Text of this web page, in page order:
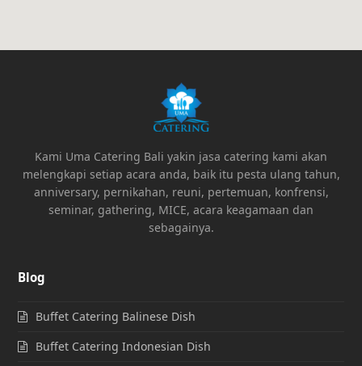
Kami Uma Catering Bali yakin jasa catering kami akan
melengkapi setiap acara anda, baik itu pesta ulang tahun,
anniversary, pernikahan, reuni, pertemuan, konfrensi,
seminar, gathering, MICE, acara keagamaan dan
sebagainya.
Blog
Buffet Catering Balinese Dish
Buffet Catering Indonesian Dish